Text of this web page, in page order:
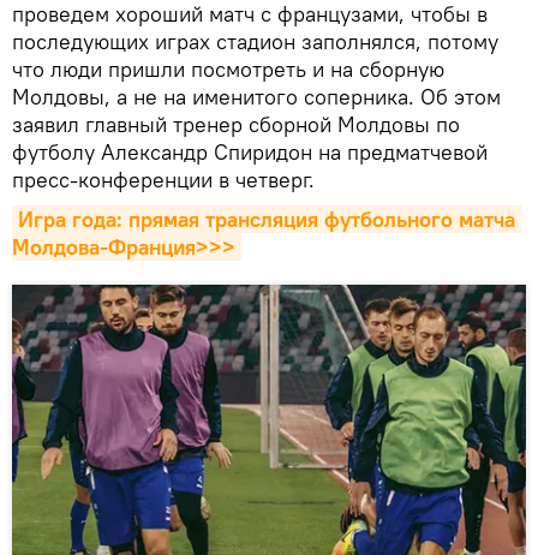
проведем хороший матч с французами, чтобы в
последующих играх стадион заполнялся, потому
что люди пришли посмотреть и на сборную
Молдовы, а не на именитого соперника. Об этом
заявил главный тренер сборной Молдовы по
футболу Александр Спиридон на предматчевой
пресс-конференции в четверг.
Игра года: прямая трансляция футбольного матча
Молдова-Франция>>>